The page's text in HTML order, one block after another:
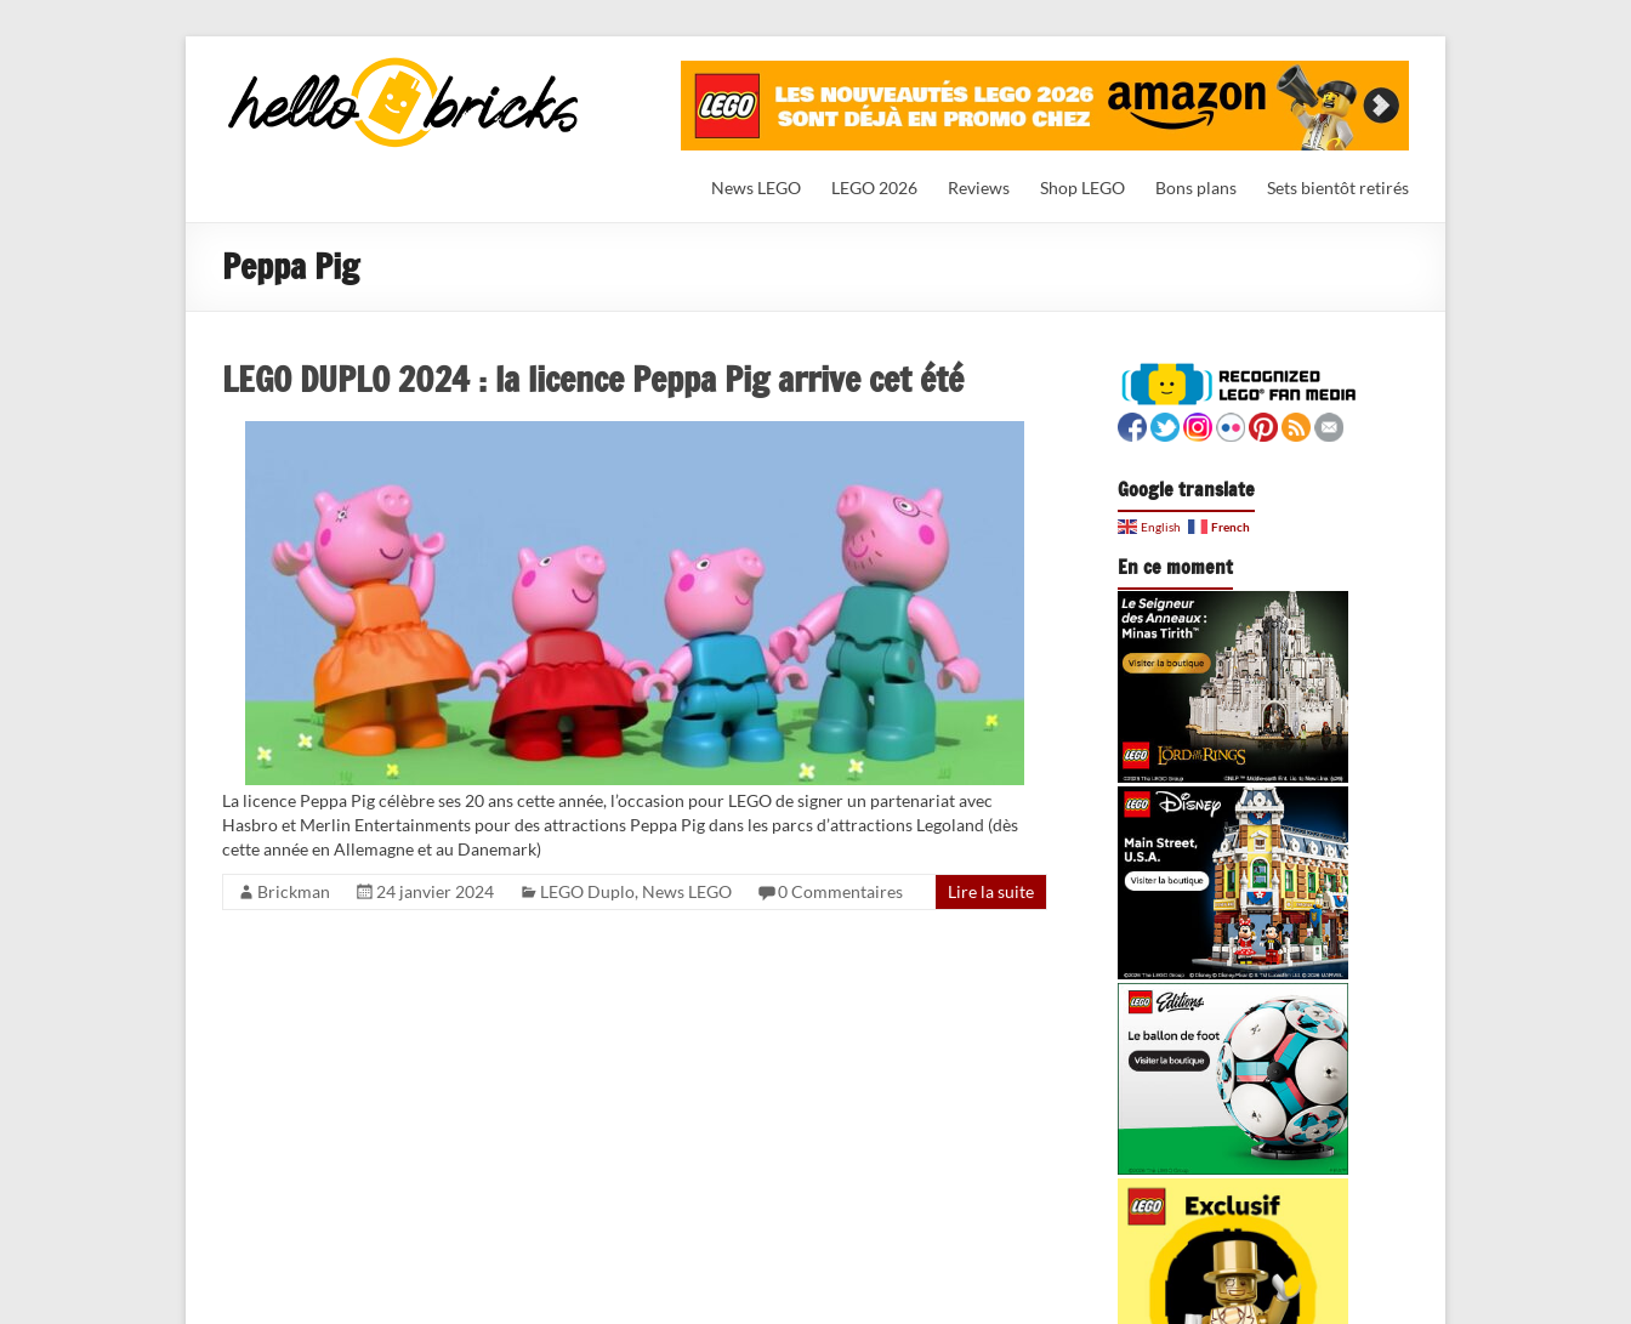
HelloBricks
Blog LEGO,
nouveaut�s
News LEGO LEGO 2026 Reviews Shop LEGO Bons plans Sets bientôt retirés
Peppa Pig
LEGO DUPLO 2024 : la licence Peppa Pig arrive cet été
La licence Peppa Pig célèbre ses 20 ans cette année, l’occasion pour LEGO de signer un partenariat avec
Hasbro et Merlin Entertainments pour des attractions Peppa Pig dans les parcs d’attractions Legoland (dès
cette année en Allemagne et au Danemark)
Brickman 24 janvier 2024 LEGO Duplo, News LEGO 0 Commentaires Lire la suite
Google translate
English French
En ce moment